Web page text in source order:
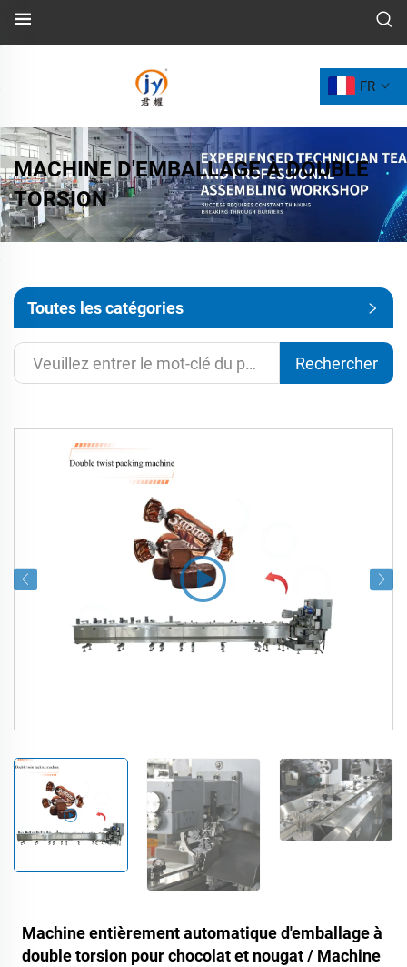
FR
MACHINE D'EMBALLAGE À DOUBLE
TORSION
Toutes les catégories
Rechercher
Machine entièrement automatique d'emballage à
double torsion pour chocolat et nougat / Machine